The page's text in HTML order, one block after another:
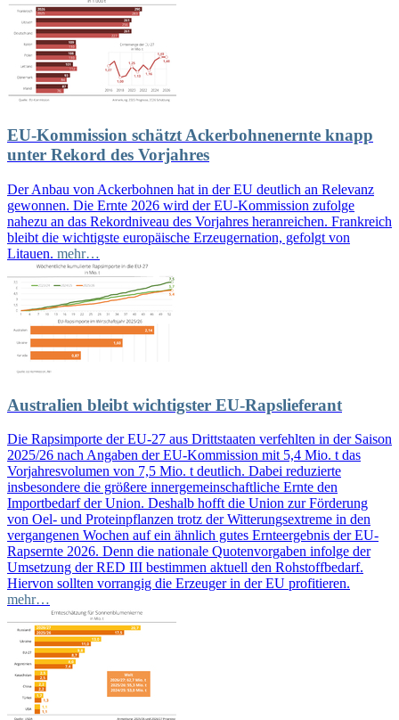
EU-Kommission schätzt Ackerbohnenernte knapp
unter Rekord des Vorjahres
Der Anbau von Ackerbohnen hat in der EU deutlich an Relevanz
gewonnen. Die Ernte 2026 wird der EU-Kommission zufolge
nahezu an das Rekordniveau des Vorjahres heranreichen. Frankreich
bleibt die wichtigste europäische Erzeugernation, gefolgt von
Litauen. mehr…
Australien bleibt wichtigster EU-Rapslieferant
Die Rapsimporte der EU-27 aus Drittstaaten verfehlten in der Saison
2025/26 nach Angaben der EU-Kommission mit 5,4 Mio. t das
Vorjahresvolumen von 7,5 Mio. t deutlich. Dabei reduzierte
insbesondere die größere innergemeinschaftliche Ernte den
Importbedarf der Union. Deshalb hofft die Union zur Förderung
von Oel- und Proteinpflanzen trotz der Witterungsextreme in den
vergangenen Wochen auf ein ähnlich gutes Ernteergebnis der EU-
Rapsernte 2026. Denn die nationale Quotenvorgaben infolge der
Umsetzung der RED III bestimmen aktuell den Rohstoffbedarf.
Hiervon sollten vorrangig die Erzeuger in der EU profitieren.
mehr…